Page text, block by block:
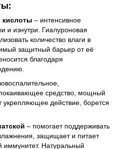
кислоты – интенсивное
и изнутри. Гиалуроновая
количество влаги в
защитный барьер от её
благодаря
средство, мощный
укрепляющее действие, борется
– помогает поддерживать
защищает и питает
Натуральный